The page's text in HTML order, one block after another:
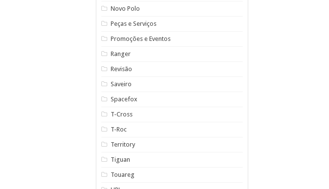
Novo Polo
Peças e Serviços
Promoções e Eventos
Ranger
Revisão
Saveiro
Spacefox
T-Cross
T-Roc
Territory
Tiguan
Touareg